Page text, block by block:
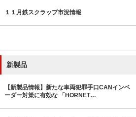
１１月鉄スクラップ市況情報
新製品
【新製品情報】新たな車両犯罪手口CANインベ
ーダー対策に有効な 「HORNET…